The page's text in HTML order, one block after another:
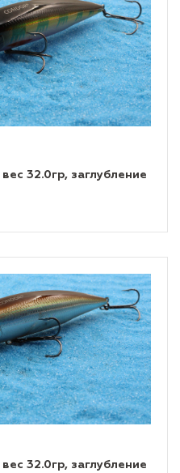
32.0гр, заглубление
32.0гр, заглубление